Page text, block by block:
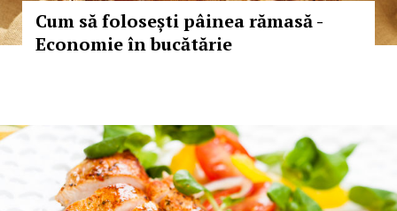
Cum să folosești pâinea rămasă -
Economie în bucătărie